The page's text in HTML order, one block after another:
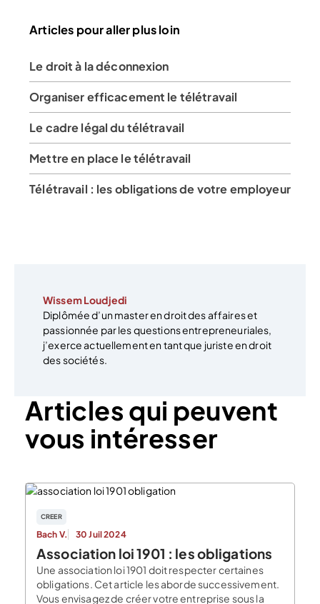
Articles pour aller plus loin
Le droit à la déconnexion
Organiser efficacement le télétravail
Le cadre légal du télétravail
Mettre en place le télétravail
Télétravail : les obligations de votre employeur
Wissem Loudjedi
Diplômée d’un master en droit des affaires et
passionnée par les questions entrepreneuriales,
j’exerce actuellement en tant que juriste en droit
des sociétés.
Articles qui peuvent
vous intéresser
CREER
Bach V. 30 Juil 2024
Association loi 1901 : les obligations
Une association loi 1901 doit respecter certaines
obligations. Cet article les aborde successivement.
Vous envisagez de créer votre entreprise sous la